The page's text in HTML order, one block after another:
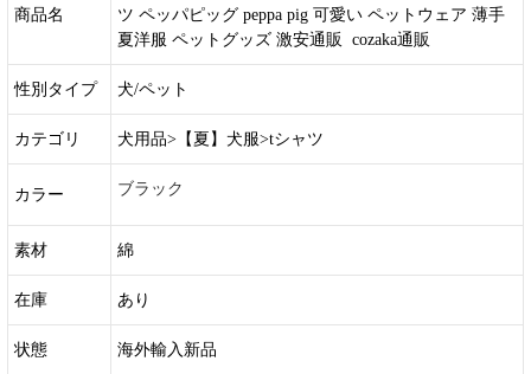
商品名
ツ ペッパピッグ peppa pig 可愛い ペットウェア 薄手
夏洋服 ペットグッズ 激安通販 cozaka通販
性別タイプ 犬/ペット
カテゴリ 犬用品>【夏】犬服>tシャツ
カラー ブラック
素材 綿
在庫 あり
状態 海外輸入新品